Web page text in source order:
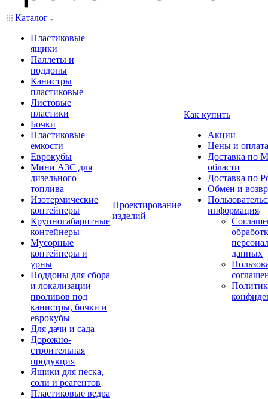
Каталог
Пластиковые
ящики
Паллеты и
поддоны
Канистры
пластиковые
Листовые
пластики
Бочки
Пластиковые
емкости
Еврокубы
Мини АЗС для
дизельного
топлива
Изотермические
контейнеры
Крупногабаритные
контейнеры
Мусорные
контейнеры и
урны
Поддоны для сбора
и локализации
проливов под
канистры, бочки и
еврокубы
Для дачи и сада
Дорожно-
строительная
продукция
Ящики для песка,
соли и реагентов
Пластиковые ведра
Проектирование
изделий
Как купить
Акции
Цены и оплата
Доставка по
области
Доставка по
Обмен и
информация
данных